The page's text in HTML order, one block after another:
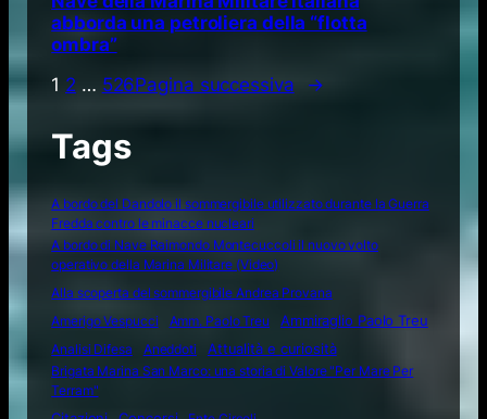
abborda una petroliera della “flotta
ombra”
1 2 … 526Pagina successiva →
Tags
A bordo del Dandolo il sommergibile utilizzato durante la Guerra
Fredda contro le minacce nucleari
A bordo di Nave Raimondo Montecuccoli il nuovo volto
operativo della Marina Militare (Video)
Alla scoperta del sommergibile Andrea Provana
Amerigo Vespucci
Amm. Paolo Treu
Ammiraglio Paolo Treu
Analisi Difesa
Aneddoti Attualità e curiosità
Brigata Marina San Marco: una storia di Valore "Per Mare Per
Terram"